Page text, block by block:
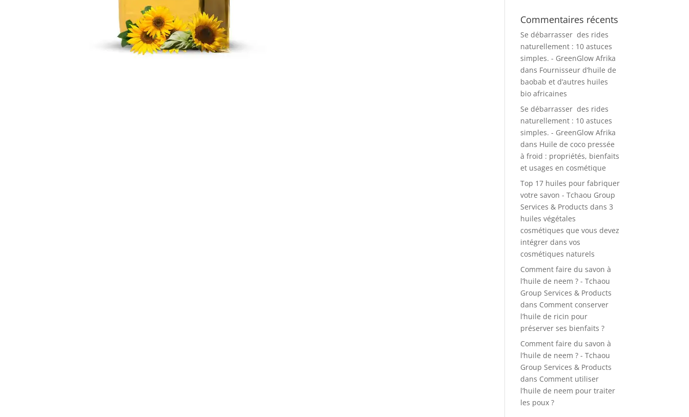
Commentaires récents
Se débarrasser des rides
naturellement : 10 astuces
simples. - GreenGlow Afrika
dans Fournisseur d’huile de
baobab et d’autres huiles
bio africaines
Se débarrasser des rides
naturellement : 10 astuces
simples. - GreenGlow Afrika
dans Huile de coco pressée
à froid : propriétés, bienfaits
et usages en cosmétique
Top 17 huiles pour fabriquer
votre savon - Tchaou Group
Services & Products dans3
huiles végétales
cosmétiques que vous devez
intégrer dans vos
cosmétiques naturels
Comment faire du savon à
l’huile de neem ? - Tchaou
Group Services & Products
dans Comment conserver
l’huile de ricin pour
préserver ses bienfaits ?
Comment faire du savon à
l’huile de neem ? - Tchaou
Group Services & Products
dans Comment utiliser
l’huile de neem pour traiter
les poux ?